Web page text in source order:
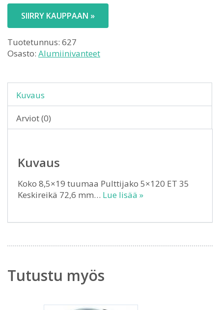
SIIRRY KAUPPAAN »
Tuotetunnus: 627
Osasto: Alumiinivanteet
Kuvaus
Arviot (0)
Kuvaus
Koko 8,5×19 tuumaa Pulttijako 5×120 ET 35
Keskireikä 72,6 mm… Lue lisää »
Tutustu myös